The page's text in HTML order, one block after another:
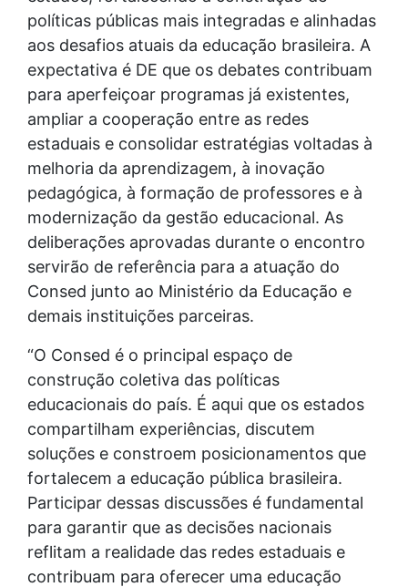
políticas públicas mais integradas e alinhadas
aos desafios atuais da educação brasileira. A
expectativa é DE que os debates contribuam
para aperfeiçoar programas já existentes,
ampliar a cooperação entre as redes
estaduais e consolidar estratégias voltadas à
melhoria da aprendizagem, à inovação
pedagógica, à formação de professores e à
modernização da gestão educacional. As
deliberações aprovadas durante o encontro
servirão de referência para a atuação do
Consed junto ao Ministério da Educação e
demais instituições parceiras.
“O Consed é o principal espaço de
construção coletiva das políticas
educacionais do país. É aqui que os estados
compartilham experiências, discutem
soluções e constroem posicionamentos que
fortalecem a educação pública brasileira.
Participar dessas discussões é fundamental
para garantir que as decisões nacionais
reflitam a realidade das redes estaduais e
contribuam para oferecer uma educação